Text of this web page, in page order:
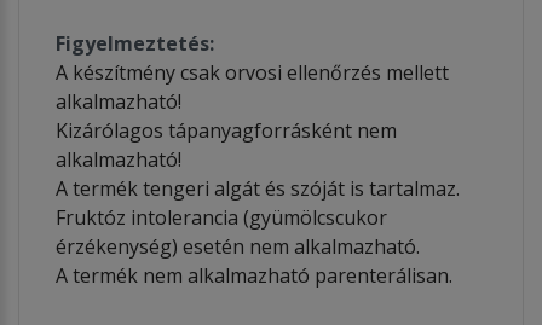
Figyelmeztetés:
A készítmény csak orvosi ellenőrzés mellett
alkalmazható!
Kizárólagos tápanyagforrásként nem
alkalmazható!
A termék tengeri algát és szóját is tartalmaz.
Fruktóz intolerancia (gyümölcscukor
érzékenység) esetén nem alkalmazható.
A termék nem alkalmazható parenterálisan.